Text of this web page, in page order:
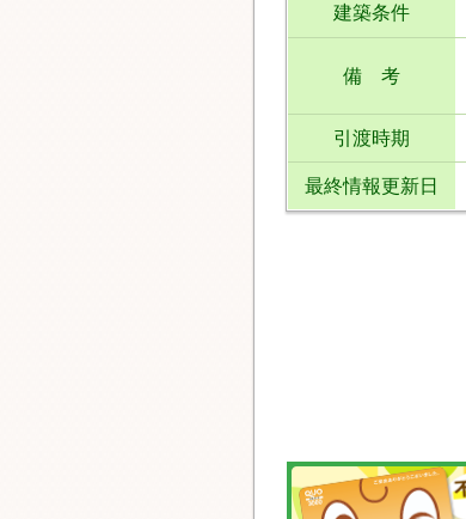
建築条件
備 考
引渡時期
最終情報更新日